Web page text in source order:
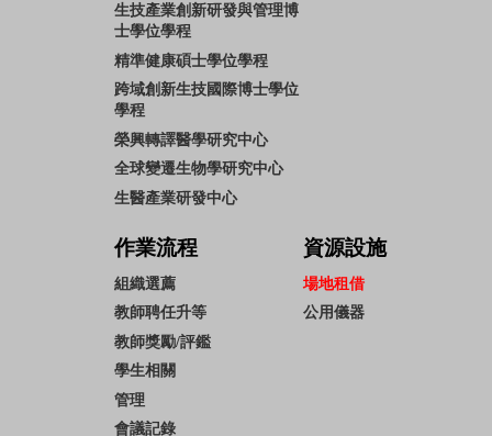
生技產業創新研發與管理博
士學位學程
精準健康碩士學位學程
跨域創新生技國際博士學位
學程
榮興轉譯醫學研究中心
全球變遷生物學研究中心
生醫產業研發中心
作業流程
組織選薦
教師聘任升等
教師獎勵/評鑑
學生相關
管理
會議記錄
資源設施
場地租借
公用儀器